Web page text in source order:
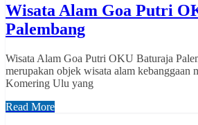
Wisata Alam Goa Putri
Palembang
Wisata Alam Goa Putri OKU Baturaja
merupakan objek wisata alam kebanggaan
Komering Ulu yang
Read More